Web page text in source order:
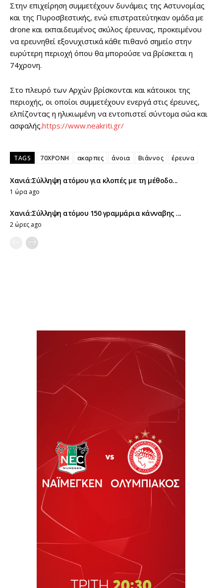
Στην επιχείρηση συμμετέχουν δυνάμεις της Αστυνομίας
και της Πυροσβεστικής, ενώ επιστρατεύτηκαν ομάδα με
drone και εκπαιδευμένος σκύλος έρευνας, προκειμένου
να ερευνηθεί εξονυχιστικά κάθε πιθανό σημείο στην
ευρύτερη περιοχή όπου θα μπορούσε να βρίσκεται η
74χρονη.
Στο πλευρό των Αρχών βρίσκονται και κάτοικοι της
περιοχής, οι οποίοι συμμετέχουν ενεργά στις έρευνες,
ελπίζοντας η ηλικιωμένη να εντοπιστεί σύντομα σώα και
ασφαλής.https://www.neakriti.gr/
TAGS 70ΧΡΟΝΗ ακαρπες άνοια Βιάννος έρευνα
Χανιά:Σύλληψη ατόμου για κλοπές με τη μέθοδο...
1 ώρα ago
Χανιά:Σύλληψη ατόμου 150 γραμμάρια κάνναβης ...
2 ώρες ago